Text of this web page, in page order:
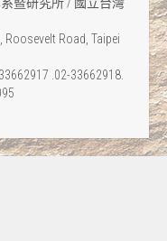
Road, Taipei
.02-33662918.